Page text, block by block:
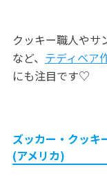
クッキー職人やサ
など、 テディベア
にも注目です♡
ズッカー・クッキ
(アメリカ)